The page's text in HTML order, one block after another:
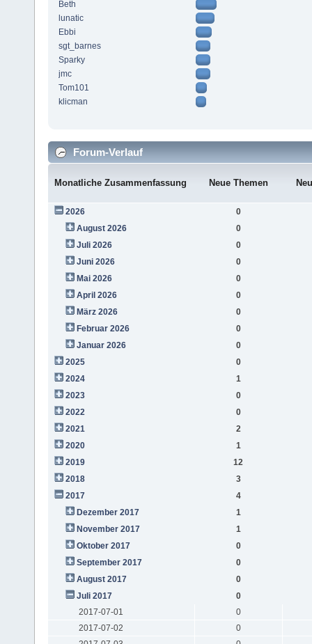
Beth
lunatic
Ebbi
sgt_barnes
Sparky
jmc
Tom101
klicman
Forum-Verlauf
Monatliche Zusammenfassung Neue Themen
2026
0
August 2026
0
Juli 2026
0
Juni 2026
0
Mai 2026
0
April 2026
0
März 2026
0
Februar 2026
0
Januar 2026
0
2025
0
2024
1
2023
0
2022
0
2021
2
2020
1
2019
12
2018
3
2017
4
Dezember 2017
1
November 2017
1
Oktober 2017
0
September 2017
0
August 2017
0
Juli 2017
0
2017-07-01
0
2017-07-02
0